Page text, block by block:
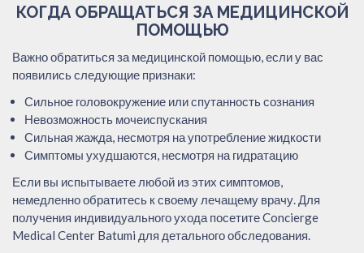
КОГДА ОБРАЩАТЬСЯ ЗА МЕДИЦИНСКОЙ
ПОМОЩЬЮ
Важно обратиться за медицинской помощью, если у вас
появились следующие признаки:
Сильное головокружение или спутанность сознания
Невозможность мочеиспускания
Сильная жажда, несмотря на употребление жидкости
Симптомы ухудшаются, несмотря на гидратацию
Если вы испытываете любой из этих симптомов,
немедленно обратитесь к своему лечащему врачу. Для
получения индивидуального ухода посетите Concierge
Medical Center Batumi для детального обследования.